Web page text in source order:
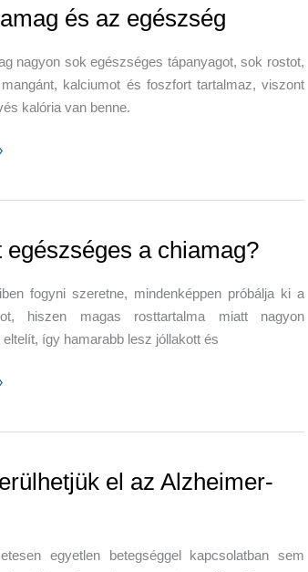
és az egészség
nagyon sok egészséges tápanyagot, sok rostot,
kalciumot és foszfort tartalmaz, viszont
kalória van benne.
egészséges a chiamag?
fogyni szeretne, mindenképpen próbálja ki a
hiszen magas rosttartalma miatt nagyon
eltelít, így hamarabb lesz jóllakott és
el az Alzheimer-
egyetlen betegséggel kapcsolatban sem